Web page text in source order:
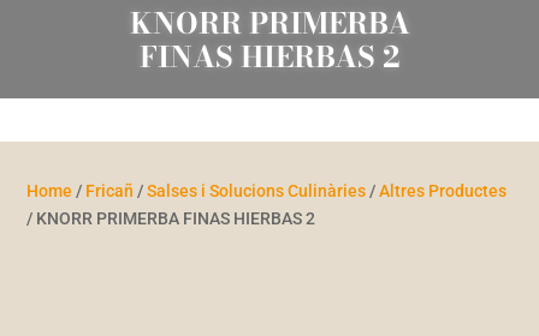
KNORR PRIMERBA
FINAS HIERBAS 2
Home / Fricañ /Salses i Solucions Culinàries /Altres Productes
/ KNORR PRIMERBA FINAS HIERBAS 2